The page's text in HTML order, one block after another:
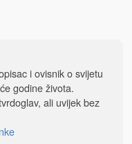
i ovisnik o svijetu
godine života.
ali uvijek bez